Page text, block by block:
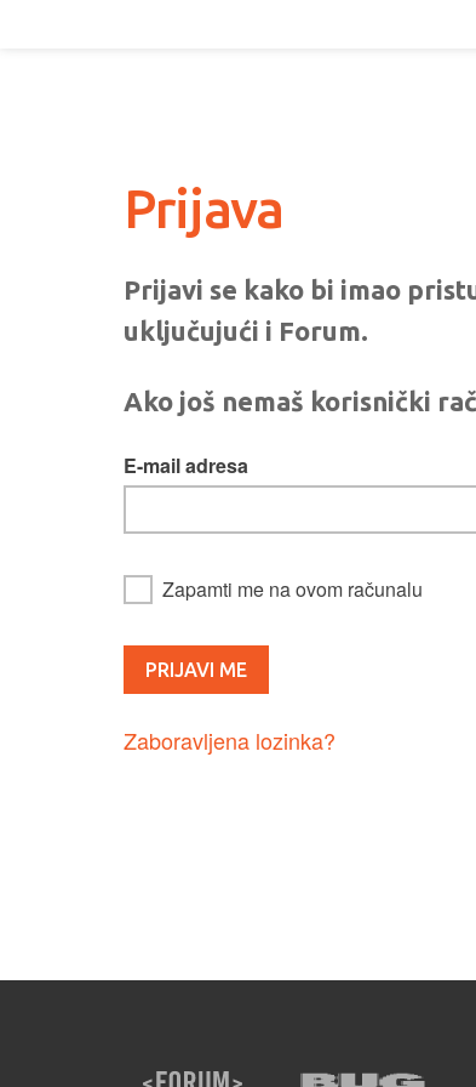
Prijava
Prijavi se kako bi imao
uključujući i Forum.
Ako još nemaš korisnički
E-mail adresa
Zapamti me na ovom računalu
Zaboravljena lozinka?